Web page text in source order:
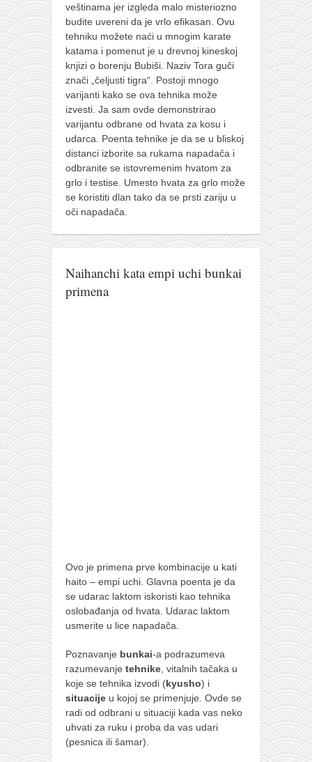
veštinama jer izgleda malo misteriozno
budite uvereni da je vrlo efikasan. Ovu
tehniku možete naći u mnogim karate
katama i pomenut je u drevnoj kineskoj
knjizi o borenju Bubiši. Naziv Tora guči
znači „čeljusti tigra“. Postoji mnogo
varijanti kako se ova tehnika može
izvesti. Ja sam ovde demonstrirao
varijantu odbrane od hvata za kosu i
udarca. Poenta tehnike je da se u bliskoj
distanci izborite sa rukama napadača i
odbranite se istovremenim hvatom za
grlo i testise. Umesto hvata za grlo može
se koristiti dlan tako da se prsti zariju u
oči napadača.
Naihanchi kata empi uchi bunkai
primena
Ovo je primena prve kombinacije u kati
haito – empi uchi. Glavna poenta je da
se udarac laktom iskoristi kao tehnika
oslobađanja od hvata. Udarac laktom
usmerite u lice napadača.
Poznavanje bunkai-a podrazumeva
razumevanje tehnike, vitalnih tačaka u
koje se tehnika izvodi (kyusho) i
situacije u kojoj se primenjuje. Ovde se
radi od odbrani u situaciji kada vas neko
uhvati za ruku i proba da vas udari
(pesnica ili šamar).